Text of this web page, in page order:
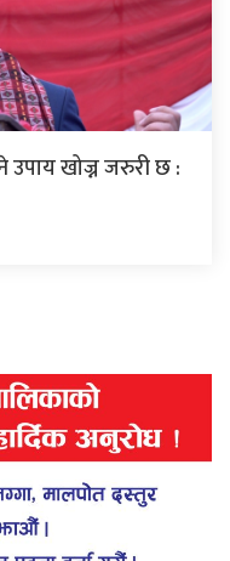
उपाय खोज्न जरुरी छ :